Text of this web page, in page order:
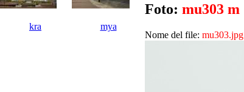
kra mya
Foto: mu303 m
Nome del file: mu303.jpg